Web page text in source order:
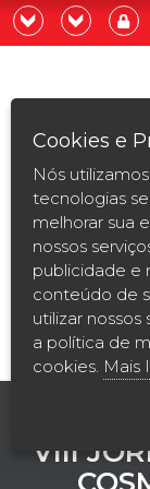
VIII
Cookies e
Nós
tecnologias
melhorar sua
nossos
publicidade e
conteúdo de
utilizar nossos
a política de
cookies. Mais